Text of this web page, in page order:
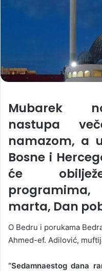
Mubarek
nastupa
namazom, a
Bosne i
će
marta, Dan
O Bedru i porukama
Ahmed-ef. Adilović,
“Sedamnaestog dana